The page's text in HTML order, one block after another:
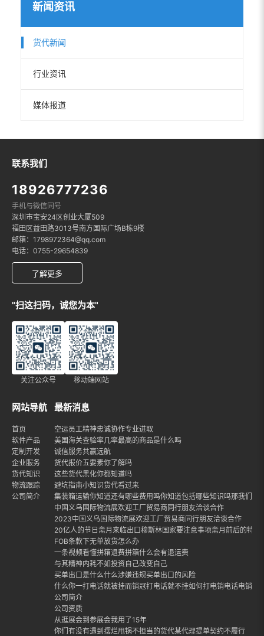
新闻资讯
货代新闻
行业资讯
媒体报道
联系我们
18926777236
手机与微信同号
深圳市宝安24区创业大厦509
福田区益田路3013号南方国际广场B栋9楼
邮箱：1798972364@qq.com
电话：0755-29654839
了解更多
"扫这扫码，诚您为本"
关注公众号 移动端网站
网站导航
首页
软件产品
定制开发
企业服务
货代知识
物流跟踪
公司简介
最新消息
空运员工精神忠诚协作专业进取
美国海关查验率几率最高的商品是什么吗
诚信服务共赢远航
货代报价五要素你了解吗
这些货代黑化你都知道吗
避坑指南小知识货代看过来
集装箱运输你知道还有哪些费用吗你知道包括哪些知识吗那我们就
中国义乌国际物流展欢迎工厂贸易商同行朋友洽谈合作
2023中国义乌国际物流展欢迎工厂贸易商同行朋友洽谈合作
20亿人的节日斋月来临出口穆斯林国家要注意事项斋月前后的特点
FOB条款下无单放货怎么办
一条视频看懂拼箱退费拼箱什么会有退运费
与其精神内耗不如投资自己改变自己
买单出口是什么什么涉嫌违规买单出口的风险
什么你一打电话就被挂而销冠打电话就不挂如何打电销电话电销话
公司简介
公司资质
从逛展会到参展会我用了15年
你们有没有遇到摆烂甩锅不担当的货代某代理提单契约不履行